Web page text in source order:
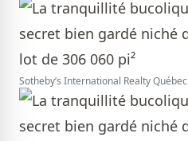
Sotheby’s International Realty Québec